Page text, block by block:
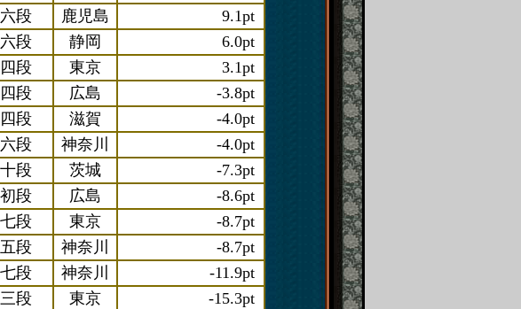
六段 鹿児島
9.1pt
六段 静岡
6.0pt
四段 東京
3.1pt
四段 広島
-3.8pt
四段 滋賀
-4.0pt
六段 神奈川
-4.0pt
十段 茨城
-7.3pt
初段 広島
-8.6pt
七段 東京
-8.7pt
五段 神奈川
-8.7pt
七段 神奈川
-11.9pt
三段 東京
-15.3pt